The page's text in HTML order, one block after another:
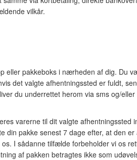
vilkår.
eller pakkeboks i nærheden af dig. Du
det valgte afhentningssted er fuldt,
du underrettet herom via sms og/eller
varerne til dit valgte afhentningssted
din pakke senest 7 dage efter, at den
I sådanne tilfælde forbeholder vi os
af pakken betragtes ikke som